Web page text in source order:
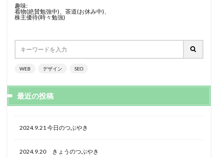
趣味:
着物(絶賛勉強中)、茶道(お休み中)、
株主優待(時々勉強)
WEB デザイン SEO
最近の投稿
2024.9.21 今日のつぶやき
2024.9.20 きょうのつぶやき